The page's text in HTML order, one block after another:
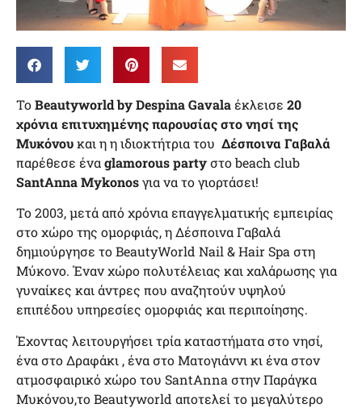
ΤοBeautyworld by Despina Gavalaέκλεισε 20
χρόνια επιτυχημένης παρουσίας στο νησί της
Μυκόνουκαι η η ιδιοκτήτρια του Δέσποινα Γαβαλά
παρέθεσε έναglamorous partyστο beach club
SantAnnaMykonosγια να το γιορτάσει!
To 2003, μετά από χρόνια επαγγελματικής εμπειρίας
στο χώρο της ομορφιάς, η Δέσποινα Γαβαλά
δημιούργησε το BeautyWorld Nail & Hair Spa στη
Μύκονο. Έναν χώρο πολυτέλειας και χαλάρωσης για
γυναίκες και άντρες που αναζητούν υψηλού
επιπέδου υπηρεσίες ομορφιάς και περιποίησης.
Έχοντας λειτουργήσει τρία καταστήματα στο νησί,
ένα στο Δραφάκι , ένα στο Ματογιάννι κι ένα στον
ατμοσφαιρικό χώρο του SantAnna στην Παράγκα
Μυκόνου,το Beautyworld αποτελεί το μεγαλύτερο